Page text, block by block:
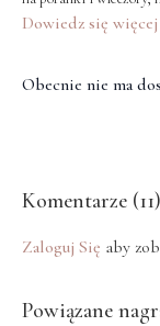
czasie, gdy tylko
Dowiedz się więcej
Obecnie nie ma
Komentarze (11)
Zaloguj Się aby
Powiązane